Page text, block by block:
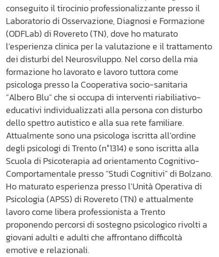
conseguito il tirocinio professionalizzante presso il
Laboratorio di Osservazione, Diagnosi e Formazione
(ODFLab) di Rovereto (TN), dove ho maturato
l’esperienza clinica per la valutazione e il trattamento
dei disturbi del Neurosviluppo. Nel corso della mia
formazione ho lavorato e lavoro tuttora come
psicologa presso la Cooperativa socio-sanitaria
“Albero Blu” che si occupa di interventi riabiliativo-
educativi individualizzati alla persona con disturbo
dello spettro autistico e alla sua rete familiare.
Attualmente sono una psicologa iscritta all’ordine
degli psicologi di Trento (n°1314) e sono iscritta alla
Scuola di Psicoterapia ad orientamento Cognitivo-
Comportamentale presso “Studi Cognitivi” di Bolzano.
Ho maturato esperienza presso l’Unità Operativa di
Psicologia (APSS) di Rovereto (TN) e attualmente
lavoro come libera professionista a Trento
proponendo percorsi di sostegno psicologico rivolti a
giovani adulti e adulti che affrontano difficoltà
emotive e relazionali.